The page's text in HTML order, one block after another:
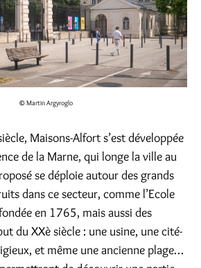
© Martin Argyroglo
Maisons-Alfort s’est développée
de la Marne, qui longe la ville au
se déploie autour des grands
dans ce secteur, comme l’Ecole
en 1765, mais aussi des
du XXè siècle : une usine, une cité-
et même une ancienne plage…